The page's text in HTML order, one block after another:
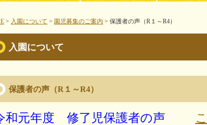
> 入園について > 園児募集のご案内 > 保護者の声（R１～R4）
入園について
保護者の声（R１～R4）
和元年度 修了児保護者の声